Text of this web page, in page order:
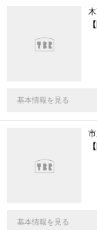
基本情報を見る
基本情報を見る